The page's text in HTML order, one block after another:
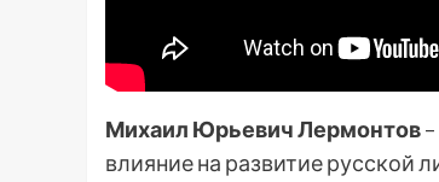
Михаил Юрьевич Лермонтов
влияние на развитие русской